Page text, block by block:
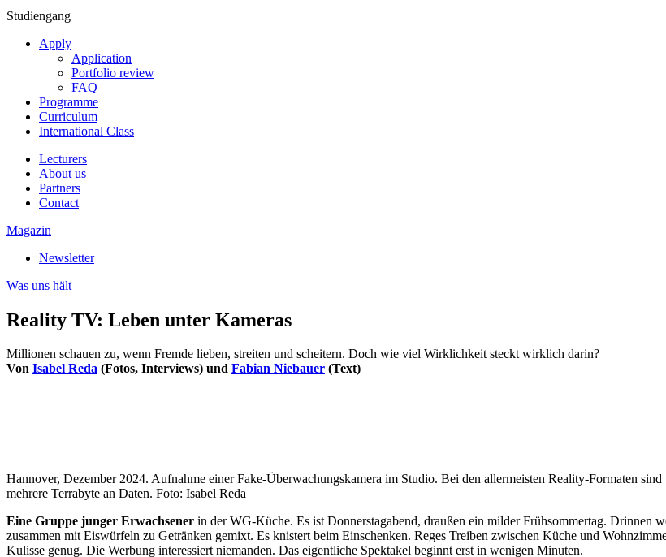
Studiengang
Apply
Application
Portfolio review
FAQ
Programme
Curriculum
International Class
Lecturers
About us
Partners
Contact
Magazin
Newsletter
Was uns hält
Reality TV: Leben unter Kameras
Millionen schauen zu, wenn Fremde lieben, streiten und scheitern. Doch wie viel Wirklichkeit steckt wirklich darin?
Von Isabel Reda (Fotos, Interviews) und Fabian Niebauer (Text)
Hannover, Dezember 2024. Aufnahme einer Fake-Überwachungskamera im Studio. Bei den allermeisten Reality-Formaten
mehrere Terrabyte an Daten. Foto: Isabel Reda
Eine Gruppe junger Erwachsener in der WG-Küche. Es ist Donnerstagabend, draußen ein milder Frühsommertag. Drinnen
zusammen mit Eiswürfeln zu Getränken gemixt. Es knistert beim Einschenken. Reges Treiben zwischen Küche und
Kulisse genug. Die Werbung interessiert niemanden. Das eigentliche Spektakel beginnt erst in wenigen Minuten.